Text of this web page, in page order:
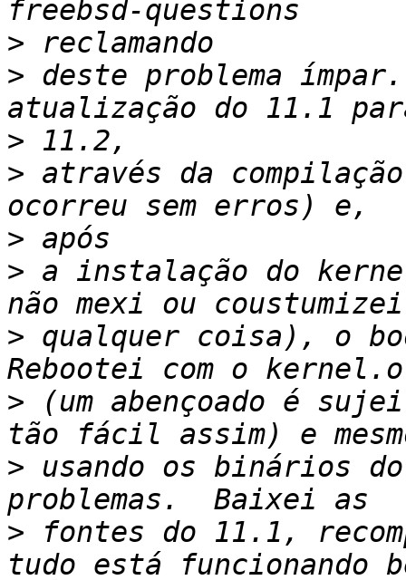
>
> deste problema
>
> através da
>
> a instalação do
> qualquer coisa), o
> (um abençoado é
> usando os binários
> fontes do 11.1,